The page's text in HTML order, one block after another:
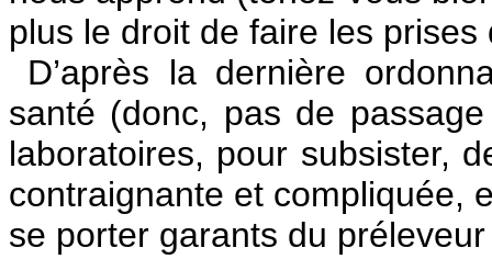
plus le droit de faire les prises
D’après la dernière
santé (donc, pas de
laboratoires, pour subsister,
contraignante et compliquée,
se porter garants du